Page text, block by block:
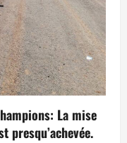
La mise
presqu’achevée.